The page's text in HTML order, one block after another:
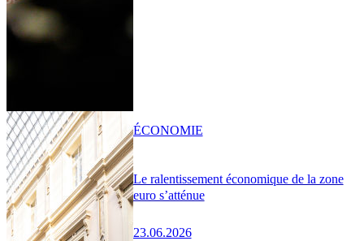
Le ralentissement économique de la zone
euro s’atténue
23.06.2026
ÉCONOMIE